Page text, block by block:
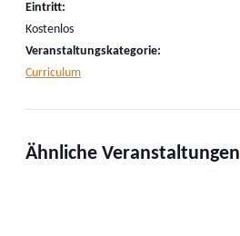
Eintritt:
Kostenlos
Veranstaltungskategorie:
Curriculum
Ähnliche Veranstaltungen